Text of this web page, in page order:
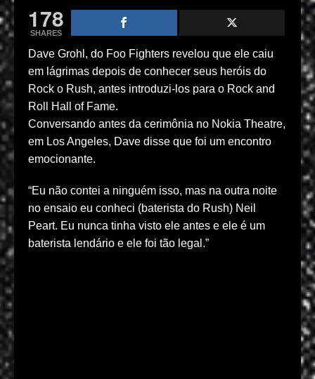
178
SHARES
Dave Grohl, do Foo Fighters revelou que ele caiu
em lágrimas depois de conhecer seus heróis do
Rock o Rush, antes introduzi-los para o Rock and
Roll Hall of Fame.
Conversando antes da cerimônia no Nokia Theatre,
em Los Angeles, Dave disse que foi um encontro
emocionante.
“Eu não contei a ninguém isso, mas na outra noite
no ensaio eu conheci (baterista do Rush) Neil
Peart. Eu nunca tinha visto ele antes e ele é um
baterista lendário e ele foi tão legal.”